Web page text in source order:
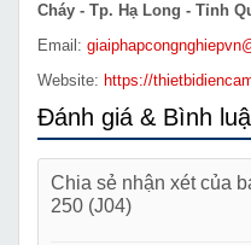
Cháy - Tp. Hạ Long - Tỉnh
Email:
Website: https://
Đánh giá & Bình
Chia sẻ nhận xét của
250 (J04)